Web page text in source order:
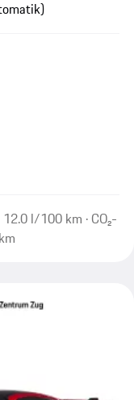
l/100 km · CO₂-